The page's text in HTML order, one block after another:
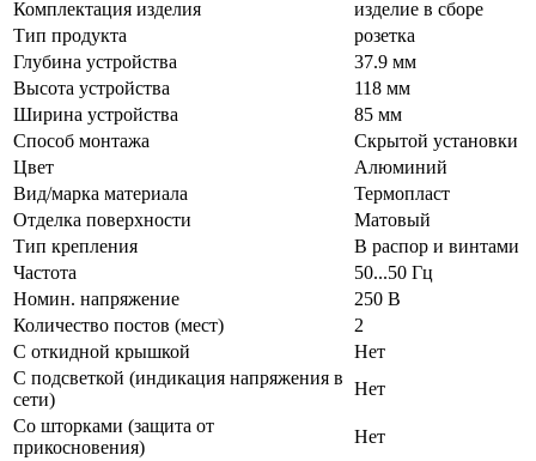
Комплектация изделия
изделие в сборе
Тип продукта
розетка
Глубина устройства
37.9 мм
Высота устройства
118 мм
Ширина устройства
85 мм
Способ монтажа
Скрытой установки
Цвет
Алюминий
Вид/марка материала
Термопласт
Отделка поверхности
Матовый
Тип крепления
В распор и винтами
Частота
50...50 Гц
Номин. напряжение
250 В
Количество постов (мест)
2
С откидной крышкой
Нет
С подсветкой (индикация напряжения в
сети)
Нет
Со шторками (защита от
прикосновения)
Нет